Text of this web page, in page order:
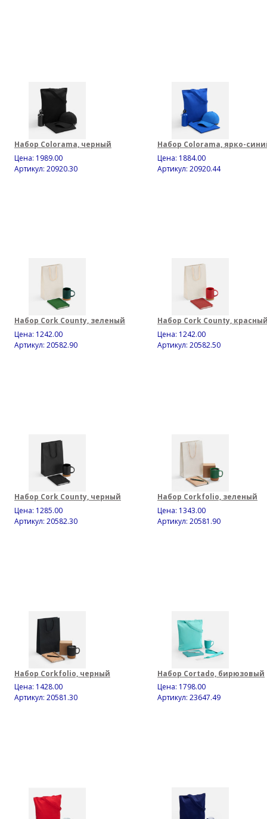
Набор Colorama, черный
Цена: 1989.00
Артикул: 20920.30
Набор Colorama, ярко-
Цена: 1884.00
Артикул: 20920.44
Набор Cork County, зеленый
Цена: 1242.00
Артикул: 20582.90
Набор Cork County,
Цена: 1242.00
Артикул: 20582.50
Набор Cork County, черный
Цена: 1285.00
Артикул: 20582.30
Набор Corkfolio, зеленый
Цена: 1343.00
Артикул: 20581.90
Набор Corkfolio, черный
Цена: 1428.00
Артикул: 20581.30
Набор Cortado, бирюзовый
Цена: 1798.00
Артикул: 23647.49